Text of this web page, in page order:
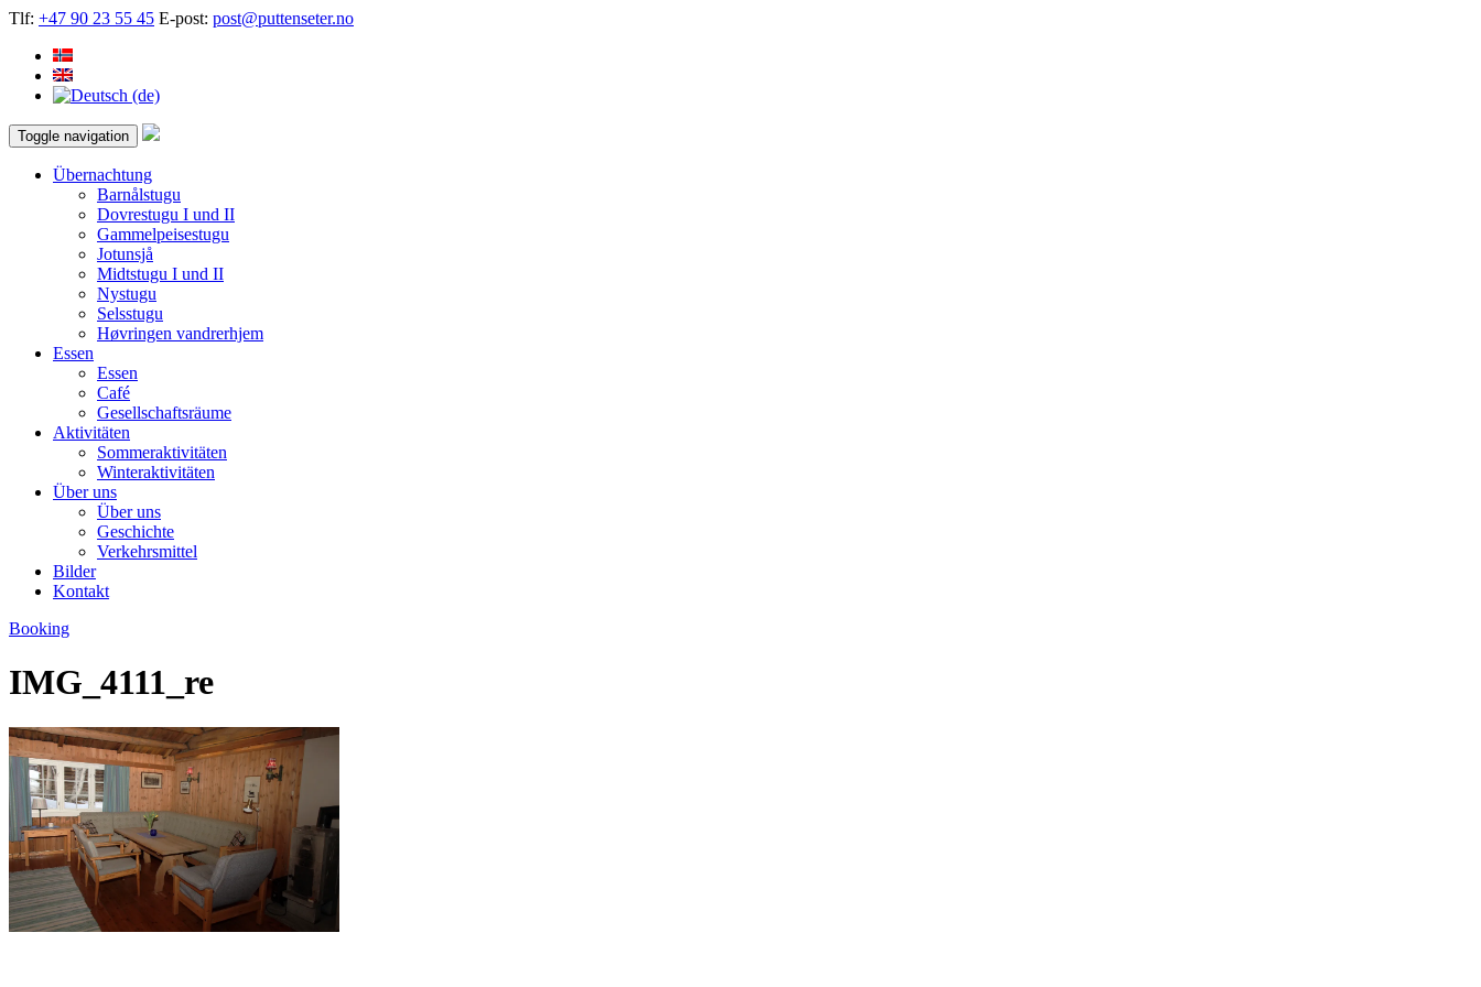
Tlf: +47 90 23 55 45 E-post: post@puttenseter.no
Toggle navigation
Übernachtung
Barnålstugu
Dovrestugu I und II
Gammelpeisestugu
Jotunsjå
Midtstugu I und II
Nystugu
Selsstugu
Høvringen vandrerhjem
Essen
Essen
Café
Gesellschaftsräume
Aktivitäten
Sommeraktivitäten
Winteraktivitäten
Über uns
Über uns
Geschichte
Verkehrsmittel
Bilder
Kontakt
Booking
IMG_4111_re